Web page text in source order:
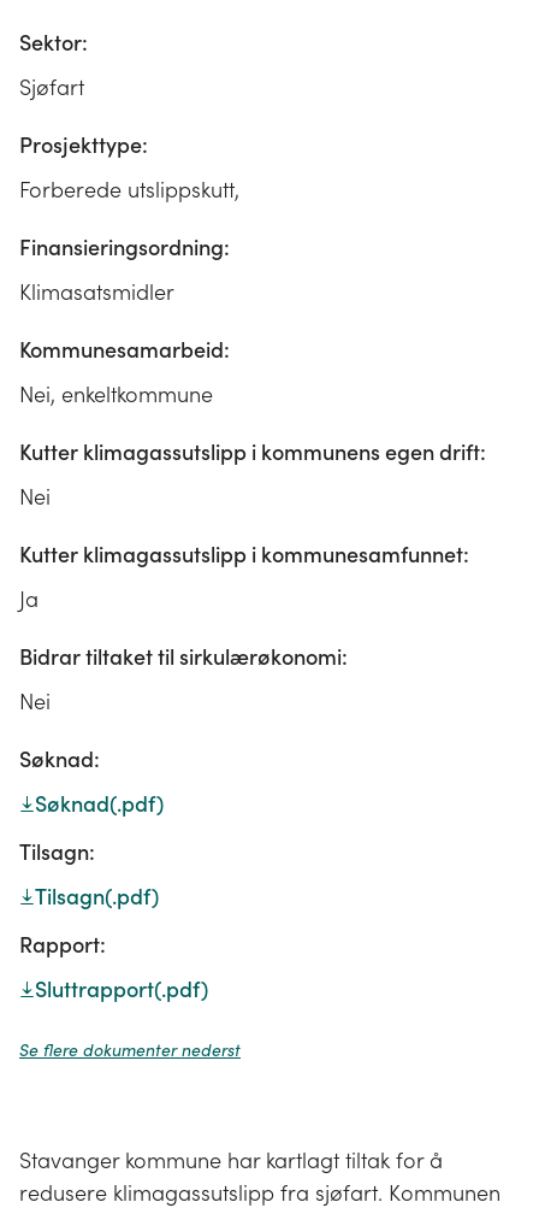
Sektor:
Sjøfart
Prosjekttype:
Forberede utslippskutt,
Finansieringsordning:
Klimasatsmidler
Kommunesamarbeid:
Nei, enkeltkommune
Kutter klimagassutslipp i kommunens egen drift:
Nei
Kutter klimagassutslipp i kommunesamfunnet:
Ja
Bidrar tiltaket til sirkulærøkonomi:
Nei
Søknad:
Søknad(.pdf)
Tilsagn:
Tilsagn(.pdf)
Rapport:
Sluttrapport(.pdf)
Se flere dokumenter nederst
Stavanger kommune har kartlagt tiltak for å
redusere klimagassutslipp fra sjøfart. Kommunen